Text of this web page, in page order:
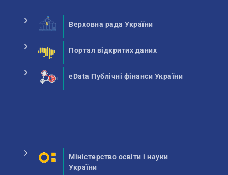
Верховна рада України
Портал відкритих даних
eData Публічні фінанси України
Міністерство освіти і науки
України